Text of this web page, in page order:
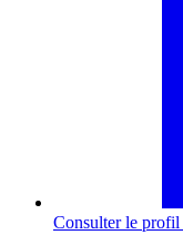
Consulter le profil